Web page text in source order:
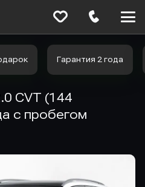
Гарантия 2 года
CVT (144
с пробегом